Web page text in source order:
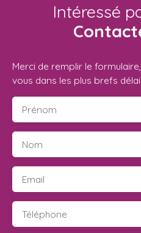
Intéressé
Merci de remplir le
vous dans les plus brefs
Prénom
Nom
Email
Téléphone